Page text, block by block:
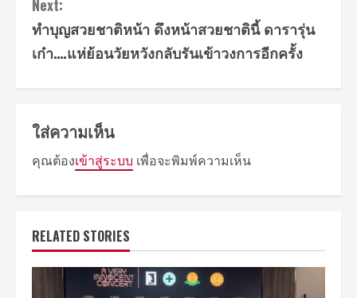
Next:
ทำบุญสวยชาติหน้า ดึงหน้าสวยชาตินี้ ดารารุ่น
เก๋า….แห่ย้อนวัยหวังกลับรันเข้าวงการอีกครั้ง
ใส่ความเห็น
คุณต้องเข้าสู่ระบบ เพื่อจะพิมพ์ความเห็น
RELATED STORIES